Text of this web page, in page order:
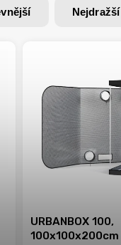
Nejdražší
URBANBOX 100,
100x100x200cm